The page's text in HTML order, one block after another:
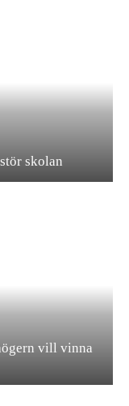
skolan
vill vinna